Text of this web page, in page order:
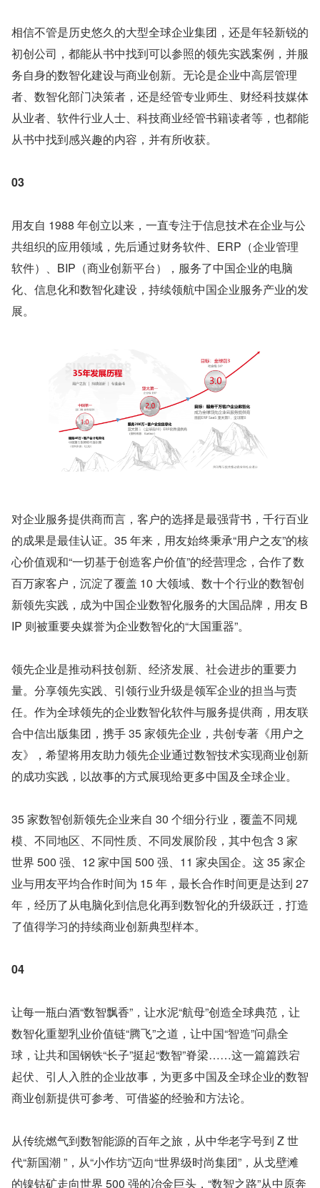
相信不管是历史悠久的大型全球企业集团，还是年轻新锐的
初创公司，都能从书中找到可以参照的领先实践案例，并服
务自身的数智化建设与商业创新。无论是企业中高层管理
者、数智化部门决策者，还是经管专业师生、财经科技媒体
从业者、软件行业人士、科技商业经管书籍读者等，也都能
从书中找到感兴趣的内容，并有所收获。
03
用友自 1988 年创立以来，一直专注于信息技术在企业与公
共组织的应用领域，先后通过财务软件、ERP（企业管理
软件）、BIP（商业创新平台），服务了中国企业的电脑
化、信息化和数智化建设，持续领航中国企业服务产业的发
展。
对企业服务提供商而言，客户的选择是最强背书，千行百业
的成果是最佳认证。35 年来，用友始终秉承“用户之友”的核
心价值观和“一切基于创造客户价值”的经营理念，合作了数
百万家客户，沉淀了覆盖 10 大领域、数十个行业的数智创
新领先实践，成为中国企业数智化服务的大国品牌，用友 B
IP 则被重要央媒誉为企业数智化的“大国重器”。
领先企业是推动科技创新、经济发展、社会进步的重要力
量。分享领先实践、引领行业升级是领军企业的担当与责
任。作为全球领先的企业数智化软件与服务提供商，用友联
合中信出版集团，携手 35 家领先企业，共创专著《用户之
友》，希望将用友助力领先企业通过数智技术实现商业创新
的成功实践，以故事的方式展现给更多中国及全球企业。
35 家数智创新领先企业来自 30 个细分行业，覆盖不同规
模、不同地区、不同性质、不同发展阶段，其中包含 3 家
世界 500 强、12 家中国 500 强、11 家央国企。这 35 家企
业与用友平均合作时间为 15 年，最长合作时间更是达到 27
年，经历了从电脑化到信息化再到数智化的升级跃迁，打造
了值得学习的持续商业创新典型样本。
04
让每一瓶白酒“数智飘香”，让水泥“航母”创造全球典范，让
数智化重塑乳业价值链“腾飞”之道，让中国“智造”问鼎全
球，让共和国钢铁“长子”挺起“数智”脊梁……这一篇篇跌宕
起伏、引人入胜的企业故事，为更多中国及全球企业的数智
商业创新提供可参考、可借鉴的经验和方法论。
从传统燃气到数智能源的百年之旅，从中华老字号到 Z 世
代“新国潮 ”，从“小作坊”迈向“世界级时尚集团”，从戈壁滩
的镍钴矿走向世界 500 强的冶金巨头，“数智之路”从中原奔